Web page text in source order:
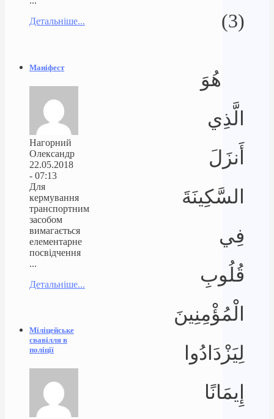
(3)
هُوَ
الَّذِي
أَنزَلَ
السَّكِينَةَ
فِي
قُلُوبِ
الْمُؤْمِنِينَ
لِيَزْدَادُوا
إِيمَانًا
Детальніше...
Маніфест
Нагорний
Олександр
22.05.2018
- 07:13
Для
кермування
транспортним
засобом
вимагається
елементарне
посвідчення
...
Детальніше...
Міліцейське
свавілля в
поліції